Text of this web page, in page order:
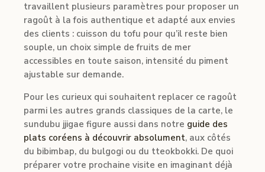
travaillent plusieurs paramètres pour proposer un
ragoût à la fois authentique et adapté aux envies
des clients : cuisson du tofu pour qu’il reste bien
souple, un choix simple de fruits de mer
accessibles en toute saison, intensité du piment
ajustable sur demande.
Pour les curieux qui souhaitent replacer ce ragoût
parmi les autres grands classiques de la carte, le
sundubu jjigae figure aussi dans notre guide des
plats coréens à découvrir absolument, aux côtés
du bibimbap, du bulgogi ou du tteokbokki. De quoi
préparer votre prochaine visite en imaginant déjà